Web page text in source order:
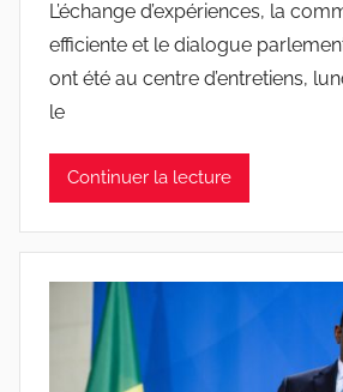
L’échange d’expériences, la
efficiente et le dialogue
ont été au centre d’entretiens,
le
Continuer la lecture